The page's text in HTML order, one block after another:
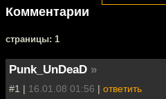
Комментарии
cтраницы: 1
Punk_UnDeaD »
#1 | 16.01.08 01:56 | ответить